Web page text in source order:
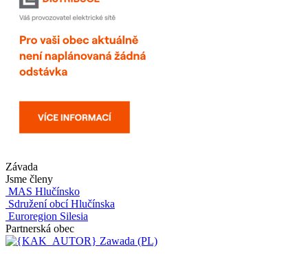
Závada
Jsme členy
MAS Hlučínsko
Sdružení obcí Hlučínska
Euroregion Silesia
Partnerská obec
Zawada (PL)